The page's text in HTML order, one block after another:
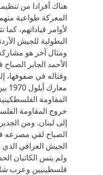
هناك أفرادا من
المعركة طواعية
لأوامر قياداتهم،
البطولية للجيش
ومثال آخر هو مشاركة
الأحمد الجابر
وقتاله في صفوفها،
المقاومة
خروج المقاومة
إلى لبنان. ومن
الجيش العراقي
ولم ينس الكاتبان
فلسطينيين وعرب